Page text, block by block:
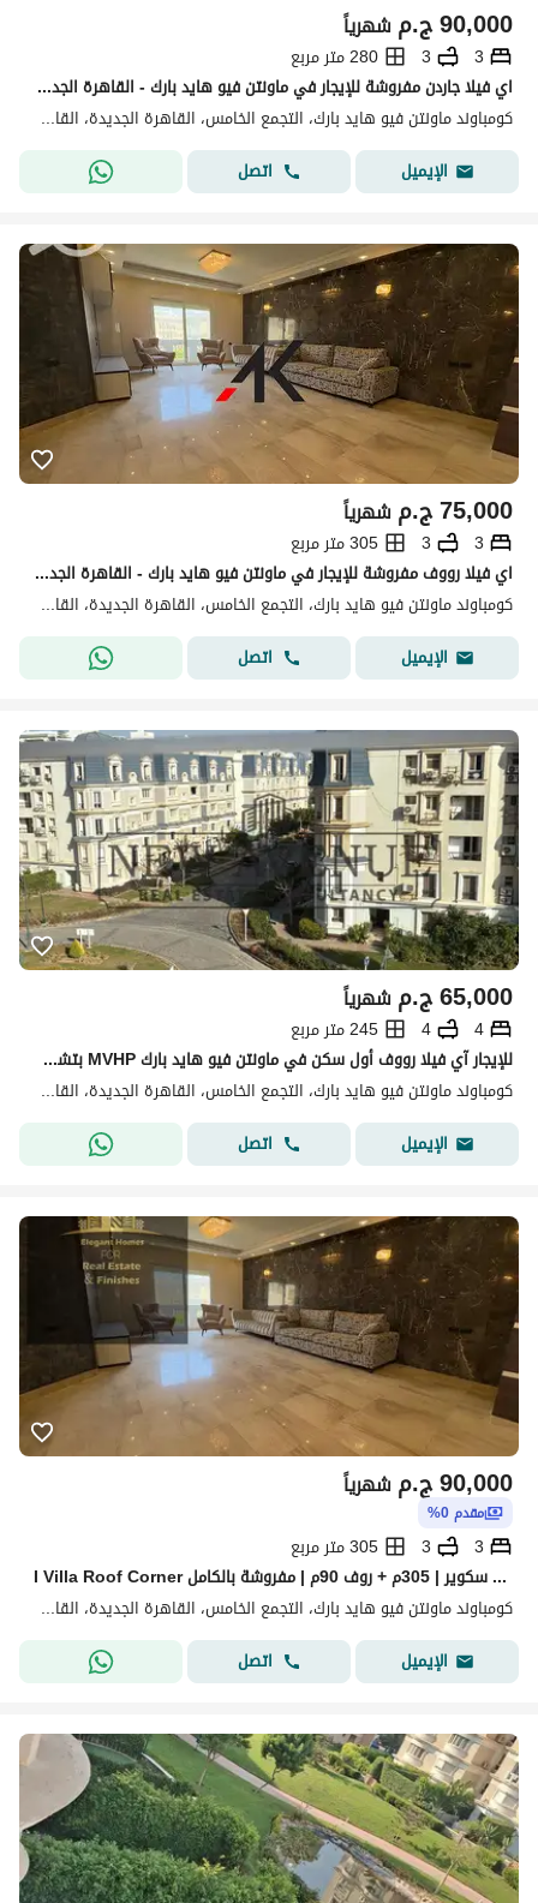
ج.م90,000 شهرياً
3
3
280 متر مربع
اي فيلا جاردن مفروشة للإيجار في ماونتن فيو هايد بارك - القاهرة الجديدة
كومباوند ماونتن فيو هايد بارك، التجمع الخامس، القاهرة الجديدة، القاهرة
الإيميل
اتصل
ج.م75,000 شهرياً
3
3
305 متر مربع
اي فيلا رووف مفروشة للإيجار في ماونتن فيو هايد بارك - القاهرة الجديدة
كومباوند ماونتن فيو هايد بارك، التجمع الخامس، القاهرة الجديدة، القاهرة
الإيميل
اتصل
ج.م65,000 شهرياً
4
4
245 متر مربع
للإيجار آي فيلا رووف أول سكن في ماونتن فيو هايد بارك MVHP بتشطيبات مميزة مطبخ مجهز وتكييفات فى موقع مميز بسعر 65 ألف
كومباوند ماونتن فيو هايد بارك، التجمع الخامس، القاهرة الجديدة، القاهرة
الإيميل
اتصل
ج.م90,000 شهرياً
مقدم 0%
3
3
305 متر مربع
I Villa Roof Corner للإيجار في ماونتن فيو هايد بارك – جولدن سكوير | 305م + روف 90م | مفروشة بالكامل
كومباوند ماونتن فيو هايد بارك، التجمع الخامس، القاهرة الجديدة، القاهرة
الإيميل
اتصل